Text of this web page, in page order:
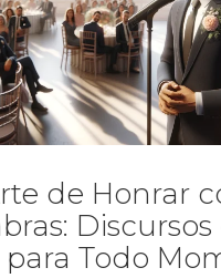
de Honrar
Discursos
para Todo